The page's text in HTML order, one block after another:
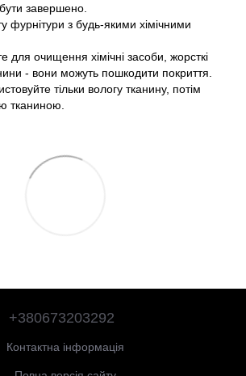
завершено.
фурнітури з будь-якими хімічними
для очищення хімічні засоби, жорсткі
- вони можуть пошкодити покриття.
тільки вологу тканину, потім
тканиною.
+380673203292
Контактна інформація